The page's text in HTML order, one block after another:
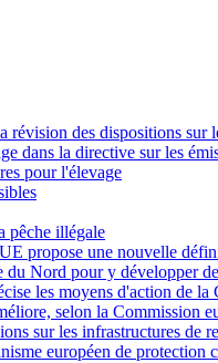
révision des dispositions sur
dans la directive sur les
pour l'élevage
pêche illégale
propose une nouvelle
Nord pour y développer
les moyens d'action de la
selon la Commission
sur les infrastructures de
européen de protection